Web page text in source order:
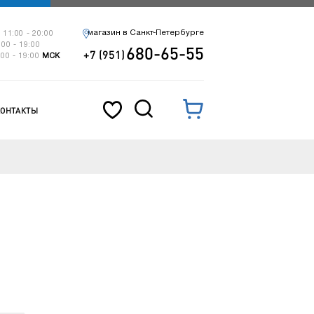
11:00 - 20:00
- 19:00
- 19:00
МСК
магазин в Санкт-Петербурге
+7 (951)680-65-55